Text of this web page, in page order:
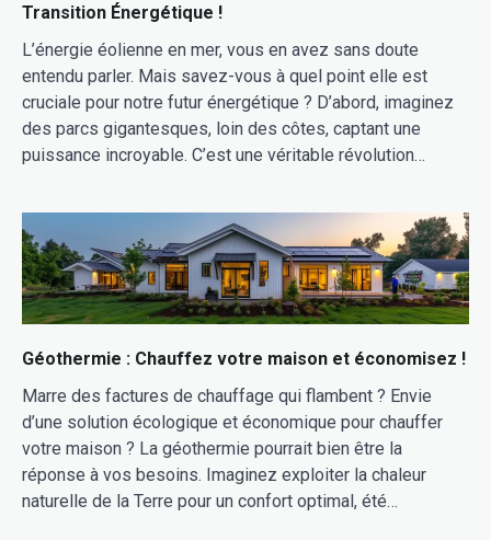
Transition Énergétique !
L’énergie éolienne en mer, vous en avez sans doute
entendu parler. Mais savez-vous à quel point elle est
cruciale pour notre futur énergétique ? D’abord, imaginez
des parcs gigantesques, loin des côtes, captant une
puissance incroyable. C’est une véritable révolution…
Géothermie : Chauffez votre maison et économisez !
Marre des factures de chauffage qui flambent ? Envie
d’une solution écologique et économique pour chauffer
votre maison ? La géothermie pourrait bien être la
réponse à vos besoins. Imaginez exploiter la chaleur
naturelle de la Terre pour un confort optimal, été…